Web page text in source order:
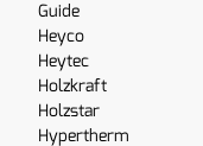
Guide
Heyco
Heytec
Holzkraft
Holzstar
Hypertherm